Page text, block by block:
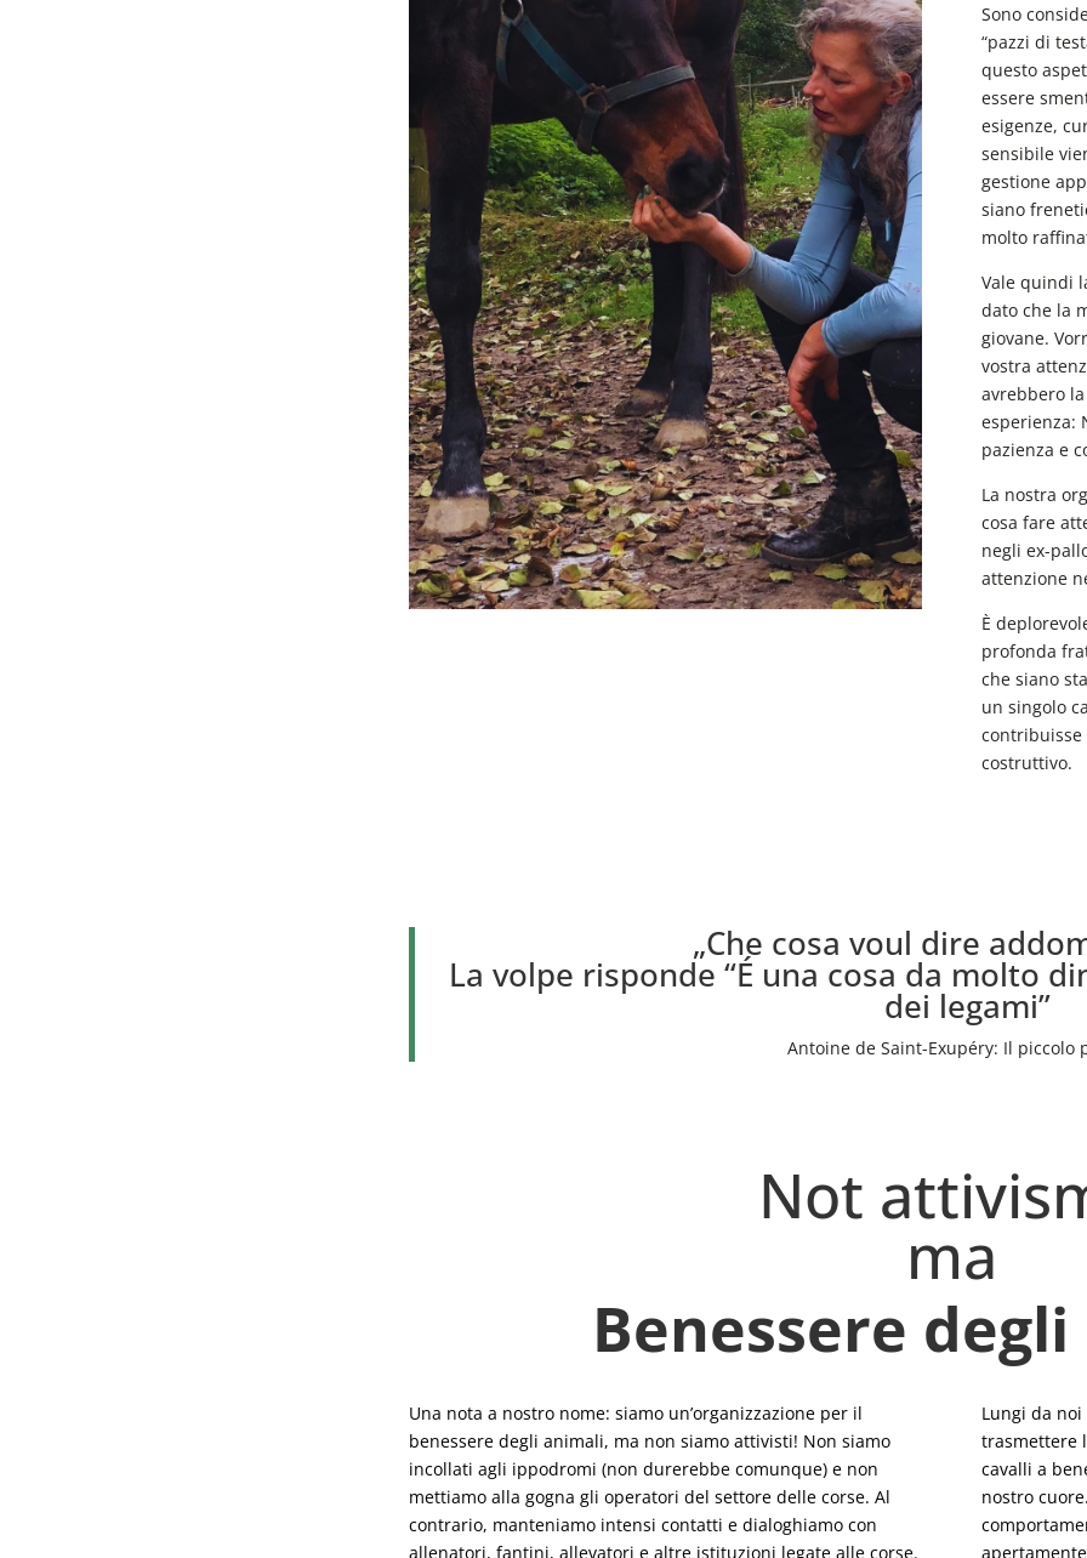
Sono
“pazzi di
questo
essere
esigenze,
sensibile
gestione
siano
molto
Vale quindi
dato che la
giovane.
vostra
avrebbero
esperienza:
pazienza e
La nostra
cosa fare
negli ex-
attenzione
È
profonda
che siano
un singolo
costruttivo.
„Che cosa voul dire
La volpe risponde “É una cosa da molto
dei legami”
Antoine de Saint-Exupéry: Il piccolo
Not
ma
Benessere
Una nota a nostro nome: siamo un’organizzazione per il
benessere degli animali, ma non siamo attivisti! Non siamo
incollati agli ippodromi (non durerebbe comunque) e non
mettiamo alla gogna gli operatori del settore delle corse. Al
contrario, manteniamo intensi contatti e dialoghiamo con
allenatori, fantini, allevatori e altre istituzioni legate alle corse.
Lungi da
trasmettere
cavalli a
nostro